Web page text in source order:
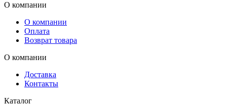
О компании
О компании
Оплата
Возврат товара
О компании
Доставка
Контакты
Каталог